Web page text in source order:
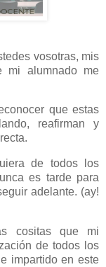
vosotras, mis
mi alumnado me
que estas
reafirman y
de todos los
es tarde para
adelante. (ay!
cositas que mi
de todos los
impartido en este